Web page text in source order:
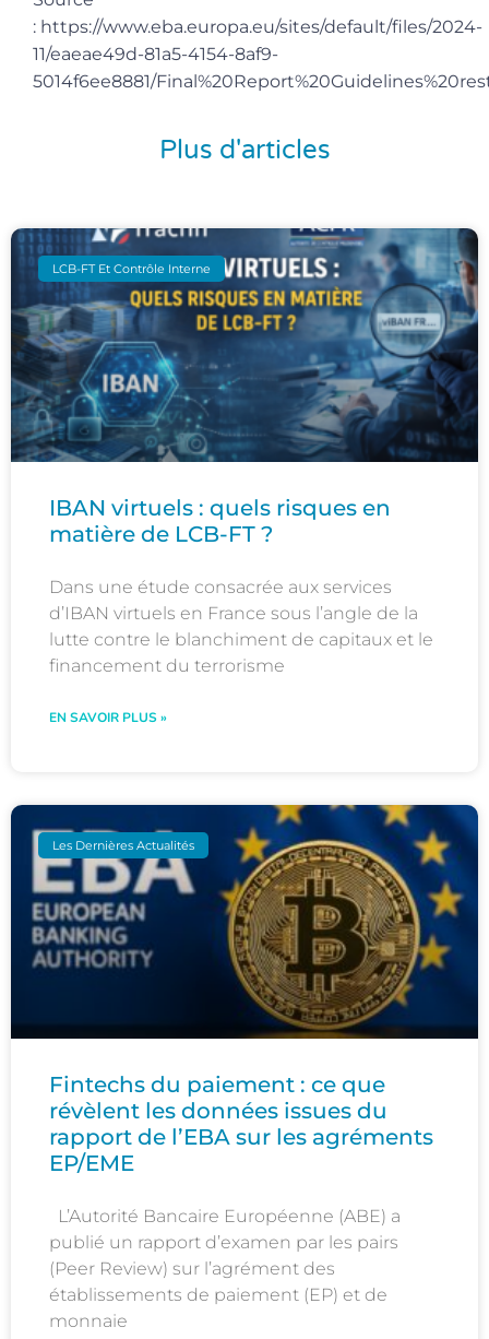
: https://www.eba.europa.eu/sites/default/files/2024-
11/eaeae49d-81a5-4154-8af9-
5014f6ee8881/
Plus d'articles
LCB-FT Et Contrôle Interne
IBAN virtuels : quels risques en
matière de LCB-FT ?
Dans une étude consacrée aux services
d’IBAN virtuels en France sous l’angle de la
lutte contre le blanchiment de capitaux et le
financement du terrorisme
EN SAVOIR PLUS »
Les Dernières Actualités
Fintechs du paiement : ce que
révèlent les données issues du
rapport de l’EBA sur les agréments
EP/EME
L’Autorité Bancaire Européenne (ABE) a
publié un rapport d’examen par les pairs
(Peer Review) sur l’agrément des
établissements de paiement (EP) et de
monnaie